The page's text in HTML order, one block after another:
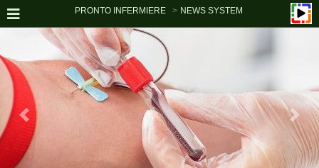
PRONTO INFERMIERE NEWS SYSTEM